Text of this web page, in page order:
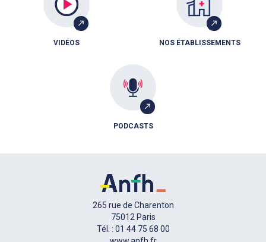
VIDÉOS NOS ÉTABLISSEMENTS
PODCASTS
265 rue de Charenton
75012 Paris
Tél. : 01 44 75 68 00